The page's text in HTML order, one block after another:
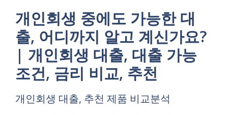
개인회생 중에도 가능한 대
출, 어디까지 알고 계신가요?
| 개인회생 대출, 대출 가능
조건, 금리 비교, 추천
개인회생 대출, 추천 제품 비교분석